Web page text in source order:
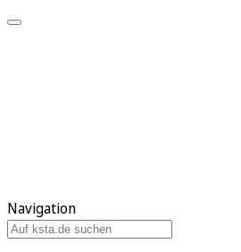
Navigation